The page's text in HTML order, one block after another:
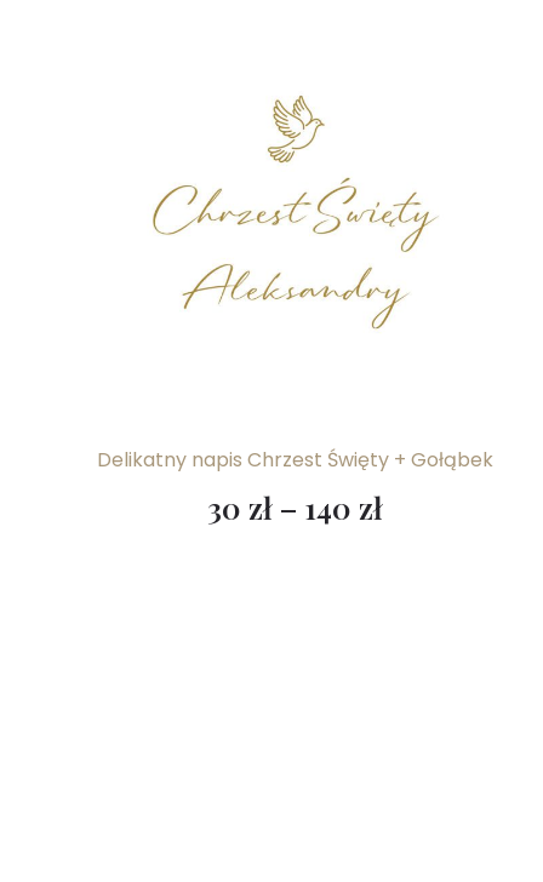
Delikatny napis Chrzest Święty + Gołąbek
30 zł – 140 zł